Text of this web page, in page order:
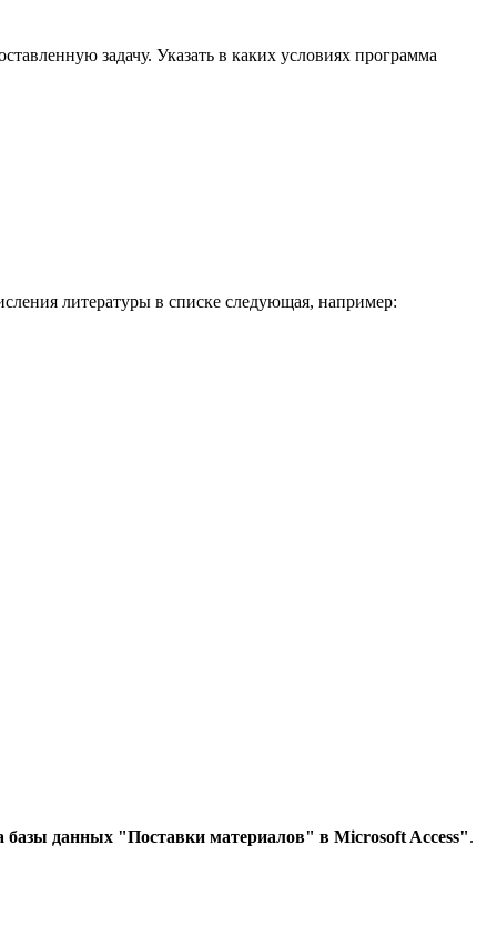
задачу. Указать в каких условиях программа
литературы в списке следующая, например:
базы данных "Поставки материалов" в Microsoft Access".